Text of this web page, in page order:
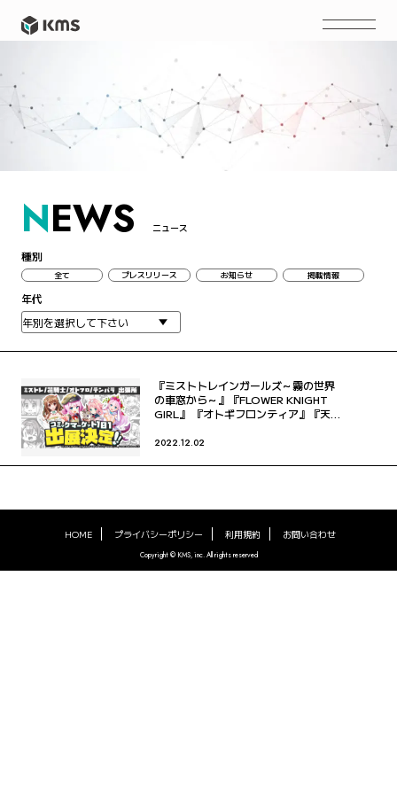
NEWS ニュース
種別
全て プレスリリース お知らせ 掲載情報
年代
『ミストトレインガールズ～霧の世界
の車窓から～』『FLOWER KNIGHT
GIRL』 『オトギフロンティア』『天啓
に出展決定！
2022.12.02
HOME プライバシーポリシー 利用規約 お問い合わせ
Copyright © KMS, inc. All rights reserved